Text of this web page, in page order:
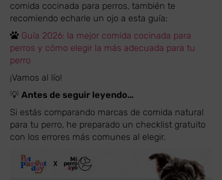
comida cocinada para perros, también te
recomiendo echarle un ojo a esta guía:
Guía 2026: la mejor comida cocinada para
perros y cómo elegir la más adecuada para tu
perro
¡Vamos al lío!
💡 Antes de seguir leyendo…
Si estás comparando marcas de comida natural
para tu perro, he preparado un checklist gratuito
con los errores más comunes al elegir.